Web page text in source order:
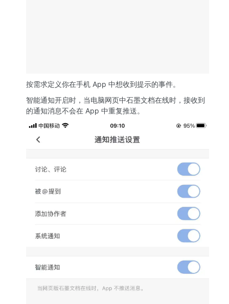
按需求定义你在手机 App 中想收到提示的事件。
智能通知开启时，当电脑网页中石墨文档在线时，接收到
的通知消息不会在 App 中重复推送。